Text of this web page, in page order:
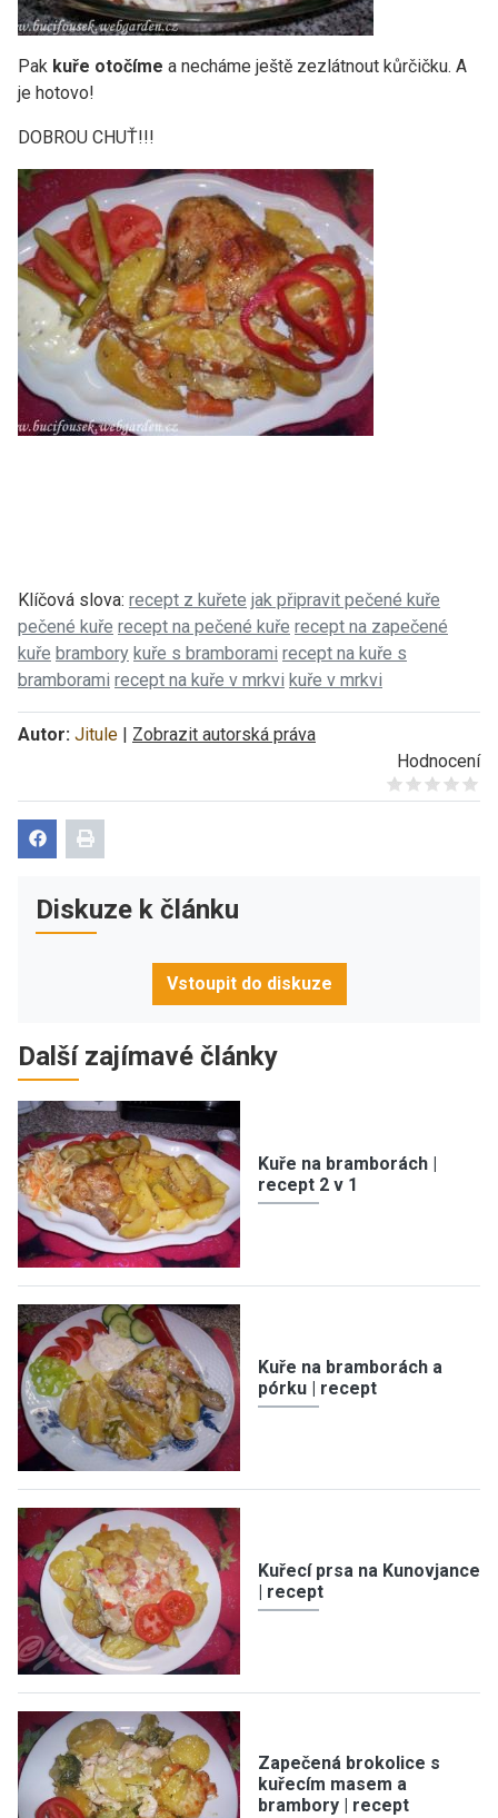
Pak kuře otočíme a necháme ještě zezlátnout kůrčičku. A
je hotovo!
DOBROU CHUŤ!!!
Klíčová slova: recept z kuřete jak připravit pečené kuře
pečené kuře recept na pečené kuře recept na zapečené
kuře brambory kuře s bramborami recept na kuře s
bramborami recept na kuře v mrkvi kuře v mrkvi
Autor: Jitule | Zobrazit autorská práva
Hodnocení
Give it 1/5
Give it 2/5
Give it 3/5
Give it 4/5
Give it 5/5
Diskuze k článku
Vstoupit do diskuze
Další zajímavé články
Kuře na bramborách |
recept 2 v 1
Kuře na bramborách a
pórku | recept
Kuřecí prsa na Kunovjance
| recept
Zapečená brokolice s
kuřecím masem a
brambory | recept